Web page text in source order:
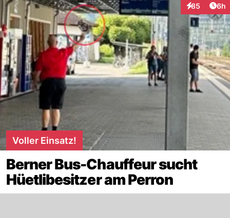
85
Interaktionen
6h
Voller Einsatz!
Berner Bus-Chauffeur sucht
Hüetlibesitzer am Perron